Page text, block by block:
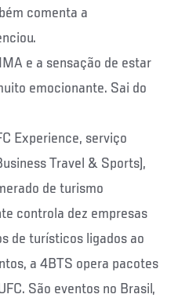
comenta a
e a sensação de estar
emocionante. Sai do
Experience, serviço
Travel & Sports),
de turismo
controla dez empresas
de turísticos ligados ao
a 4BTS opera pacotes
São eventos no Brasil,